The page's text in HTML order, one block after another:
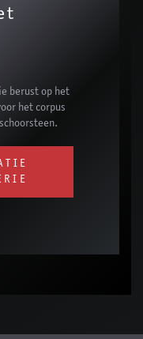
berust op het
het corpus